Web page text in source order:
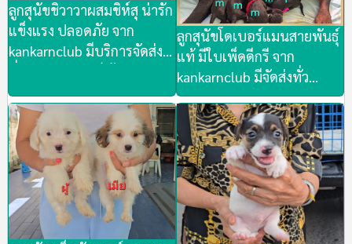
ลูกสุนัขชิวาวาผสมชิห์สุ น่ารัก
แข็งแรง ปลอดภัย จาก
kankarnclub มีบริการจัดส่ง
ลูกสุนัขโดเบอร์แมนสายพันธุ์
แท้ มีใบเพ็ดดีกรี จาก
kankarnclub มีจัดส่งทั่ว
ประเทศ(กันย์เจ้าเก่าครับ)